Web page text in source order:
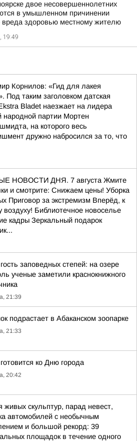
двое несовершеннолетних
в умышленном причинении
вреда здоровью местному жителю
19:49
Корнилов: «Гид для лакея
Под таким заголовком датская
Bladet наезжает на лидера
народной партии Мортен
на которого весь
дружно набросился за то, что
НОВОСТИ ДНЯ. 7 августа Жмите
и смотрите: Снижаем цены! Уборка
Приговор за экстремизм Вперёд, к
воздуху! Библиотечное новоселье
кадры Зеркальный подарок
заповедных степей: на озере
ученые заметили краснокнижного
21:39
подрастает в Абаканском зоопарке
21:33
ко Дню города
20:42
живых скульптур, парад невест,
автомобилей с необычным
и большой рекорд: 39
площадок в течение одного